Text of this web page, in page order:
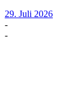
29. Juli 2026
-
-